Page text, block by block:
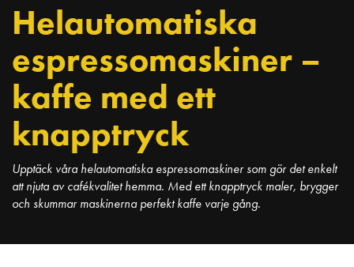
Helautomatiska
espressomaskiner –
kaffe med ett
knapptryck
Upptäck våra helautomatiska espressomaskiner som gör det enkelt
att njuta av cafékvalitet hemma. Med ett knapptryck maler, brygger
och skummar maskinerna perfekt kaffe varje gång.